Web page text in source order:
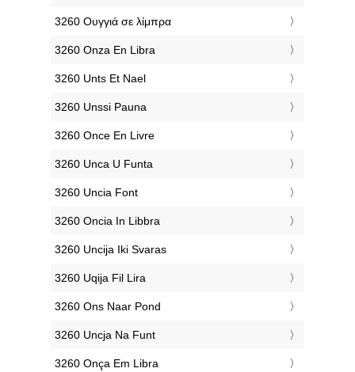
‎3260 Ουγγιά σε λίμπρα
‎3260 Onza En Libra
‎3260 Unts Et Nael
‎3260 Unssi Pauna
‎3260 Once En Livre
‎3260 Unca U Funta
‎3260 Uncia Font
‎3260 Oncia In Libbra
‎3260 Uncija Iki Svaras
‎3260 Uqija Fil Lira
‎3260 Ons Naar Pond
‎3260 Uncja Na Funt
‎3260 Onça Em Libra